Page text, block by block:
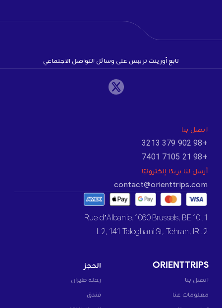
تابع أورينت تريبس على وسائل التواصل الاجتماعي
اتصل بنا
+98 902 379 3213
+98 21 7105 7401
أرسل لنا بريدًا إلكترونيًا
contact@orienttrips.com
1. 10 Rue d’Albanie, 1060 Brussels, BE
2. L2, 141 Taleghani St, Tehran, IR
ORIENTTRIPS
اتصل بنا
معلومات عنا
الحجز
رحلة طيران
فندق